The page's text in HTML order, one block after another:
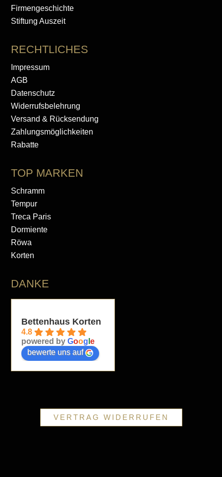
Firmengeschichte
Stiftung Auszeit
RECHTLICHES
Impressum
AGB
Datenschutz
Widerrufsbelehrung
Versand & Rücksendung
Zahlungsmöglichkeiten
Rabatte
TOP MARKEN
Schramm
Tempur
Treca Paris
Dormiente
Röwa
Korten
DANKE
Bettenhaus Korten
4.8
powered byGoog le
bewerte uns auf
VERTRAG WIDERRUFEN